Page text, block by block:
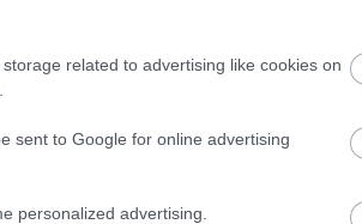
related to advertising like cookies on
sent to Google for online advertising
personalized advertising.